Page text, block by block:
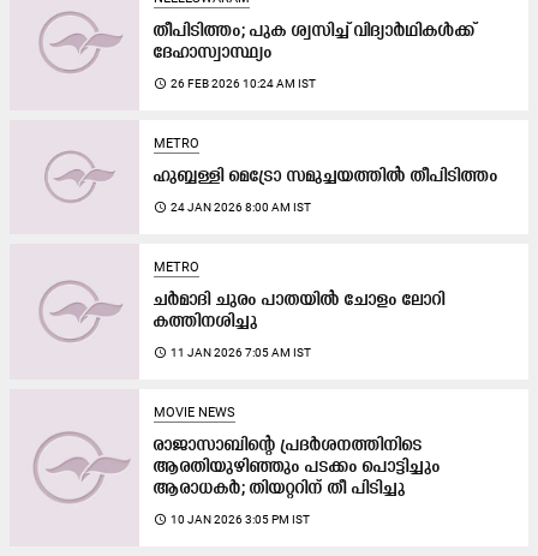
തീപിടിത്തം; പുക ശ്വസിച്ച് വിദ്യാർഥികൾക്ക്
ദേഹാസ്വാസ്ഥ്യം
access_time 26 FEB 2026 10:24 AM IST
METRO
ഹുബ്ബള്ളി മെട്രോ സമുച്ചയത്തിൽ തീപിടിത്തം
access_time 24 JAN 2026 8:00 AM IST
METRO
ചർമാദി ചുരം പാതയിൽ ചോളം ലോറി
കത്തിനശിച്ചു
access_time 11 JAN 2026 7:05 AM IST
MOVIE NEWS
രാജാസാബിന്‍റെ പ്രദർശനത്തിനിടെ
ആരതിയുഴിഞ്ഞും പടക്കം പൊട്ടിച്ചും
ആരാധകർ; തിയറ്ററിന് തീ പിടിച്ചു
access_time 10 JAN 2026 3:05 PM IST